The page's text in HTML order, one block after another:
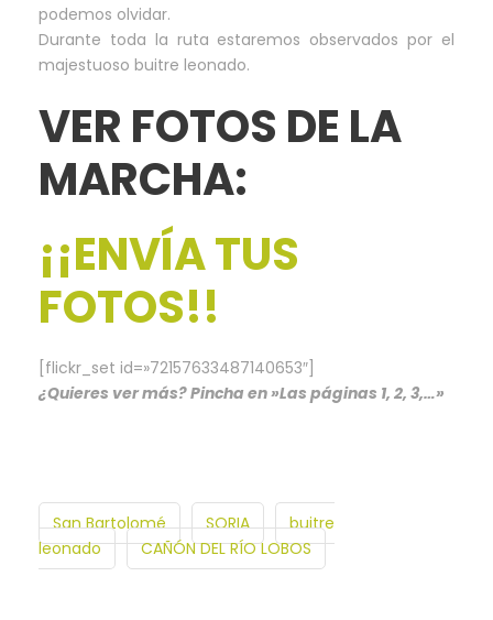
podemos olvidar.
Durante toda la ruta estaremos observados por el
majestuoso buitre leonado.
VER FOTOS DE LA
MARCHA:
¡¡ENVÍA TUS
FOTOS!!
[flickr_set id=»72157633487140653″]
¿Quieres ver más? Pincha en »Las páginas 1, 2, 3,…»
San Bartolomé SORIA
buitre
leonado
CAÑÓN DEL RÍO LOBOS